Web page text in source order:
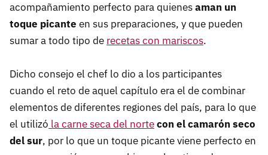
acompañamiento perfecto para quienesaman un
toque picante en sus preparaciones, y que pueden
sumar a todo tipo de recetas con mariscos.
Dicho consejo el chef lo dio a los participantes
cuando el reto de aquel capítulo era el de combinar
elementos de diferentes regiones del país, para lo que
el utilizó la carne seca del nortecon el camarón seco
del sur, por lo que un toque picante viene perfecto en